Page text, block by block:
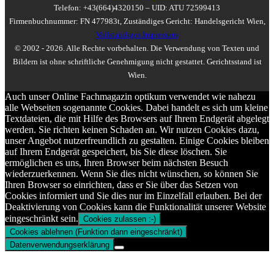
Telefon: +43(664)4320150 – UID: ATU 72599413
Firmenbuchnummer: FN 477983t, Zuständiges Gericht: Handelsgericht Wien,
Vollständiges Impressum
© 2002 - 2026. Alle Rechte vorbehalten. Die Verwendung von Texten und
Bildern ist ohne schriftliche Genehmigung nicht gestattet. Gerichtsstand ist
Wien.
Auch unser Online Fachmagazin optikum verwendet wie nahezu
alle Webseiten sogenannte Cookies. Dabei handelt es sich um kleine
Textdateien, die mit Hilfe des Browsers auf Ihrem Endgerät abgelegt
werden. Sie richten keinen Schaden an. Wir nutzen Cookies dazu,
unser Angebot nutzerfreundlich zu gestalten. Einige Cookies bleiben
auf Ihrem Endgerät gespeichert, bis Sie diese löschen. Sie
ermöglichen es uns, Ihren Browser beim nächsten Besuch
wiederzuerkennen. Wenn Sie dies nicht wünschen, so können Sie
Ihren Browser so einrichten, dass er Sie über das Setzen von
Cookies informiert und Sie dies nur im Einzelfall erlauben. Bei der
Deaktivierung von Cookies kann die Funktionalität unserer Website
eingeschränkt sein. Cookies zulassen :-)
Cookies ablehnen (Funktion dann eingeschränkt)
Datenverwendungserklärung